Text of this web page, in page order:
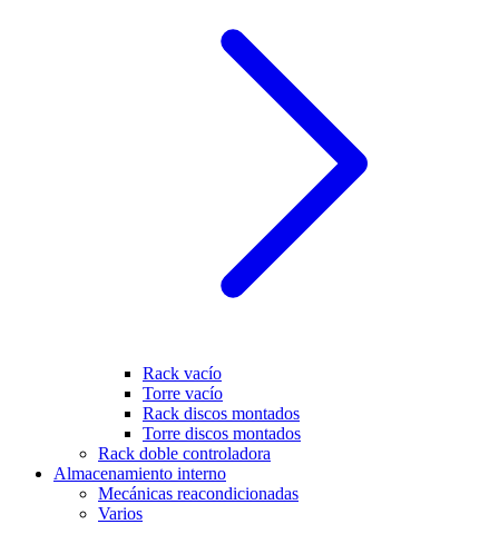
Rack vacío
Torre vacío
Rack discos montados
Torre discos montados
Rack doble controladora
Almacenamiento interno
Mecánicas reacondicionadas
Varios